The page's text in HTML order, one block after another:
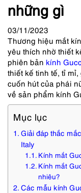
những gì
03/11/2023
Thương hiệu mắt
yêu thích nhờ thiết
phiên bản kính
thiết kế tinh tế, tỉ
cuốn hút của phái
về sản phẩm kính
Mục lục
Giải đáp thắc
Italy
Kính mắt
Kính mắt
nhiêu?
Các mẫu kính